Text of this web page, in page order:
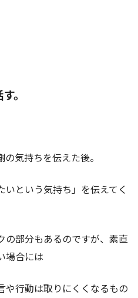
。
気持ちを伝えた後。
という気持ち」を伝えてく
の部分もあるのですが、素直
場合には
や行動は取りにくくなるもの